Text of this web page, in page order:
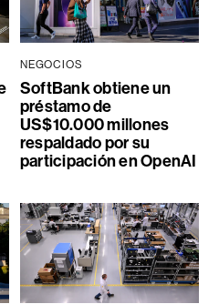
NEGOCIOS
SoftBank obtiene un
préstamo de
US$10.000 millones
respaldado por su
participación en OpenAI